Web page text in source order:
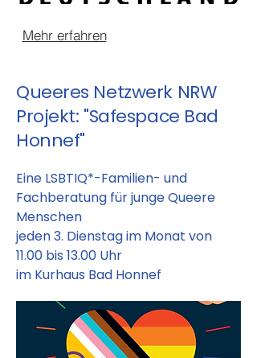
Queeres Netzwerk NRW
Projekt: "Safespace Bad
Honnef"
Eine LSBTIQ*-Familien- und
Fachberatung für junge Queere
Menschen
jeden 3. Dienstag im Monat von
11.00 bis 13.00 Uhr
im Kurhaus Bad Honnef
Mehr erfahren